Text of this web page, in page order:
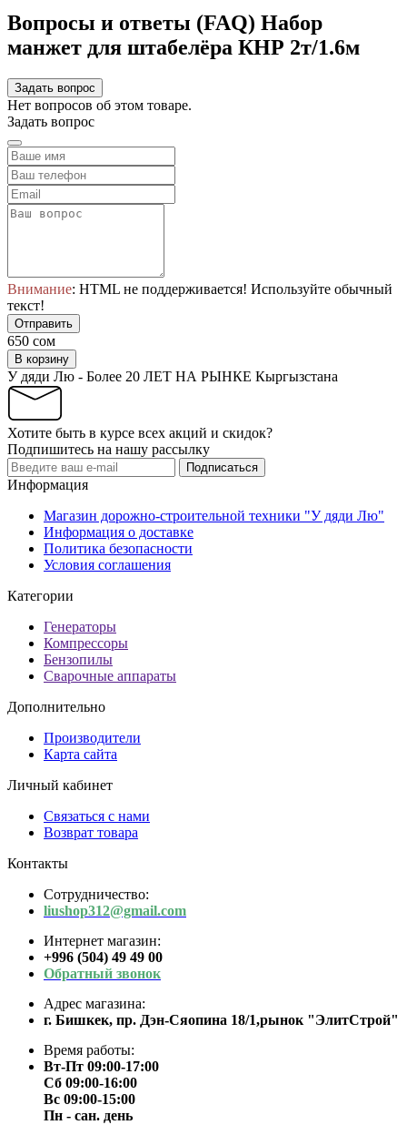
Вопросы и ответы (FAQ) Набор
манжет для штабелёра КНР 2т/1.6м
Задать вопрос
Нет вопросов об этом товаре.
Задать вопрос
Внимание: HTML не поддерживается! Используйте обычный
текст!
Отправить
650 сом
В корзину
У дяди Лю - Более 20 ЛЕТ НА РЫНКЕ Кыргызстана
Хотите быть в курсе всех акций и скидок?
Подпишитесь на нашу рассылку
Подписаться
Информация
Магазин дорожно-строительной техники "У дяди Лю"
Информация о доставке
Политика безопасности
Условия соглашения
Категории
Генераторы
Компрессоры
Бензопилы
Сварочные аппараты
Дополнительно
Производители
Карта сайта
Личный кабинет
Связаться с нами
Возврат товара
Контакты
Сотрудничество:
liushop312@gmail.com
Интернет магазин:
+996 (504) 49 49 00
Обратный звонок
Адрес магазина:
г. Бишкек, пр. Дэн-Сяопина 18/1,рынок "ЭлитСтрой"
Время работы:
Вт-Пт 09:00-17:00
Сб 09:00-16:00
Вс 09:00-15:00
Пн - сан. день